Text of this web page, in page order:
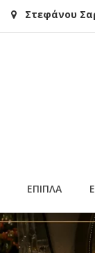
Στεφάνου
ΕΠΙΠΛΑ